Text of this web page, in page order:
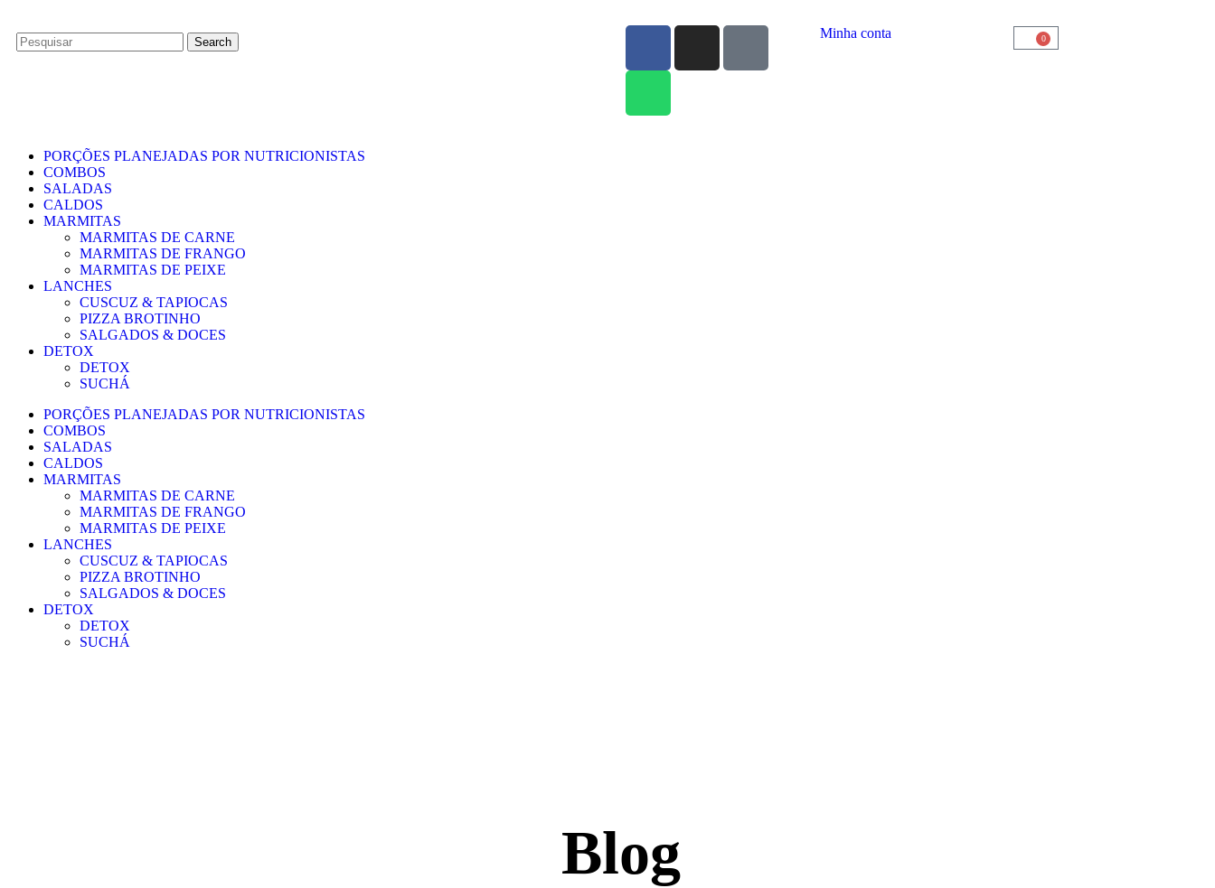
Search
Minha conta 0
PORÇÕES PLANEJADAS POR NUTRICIONISTAS​
COMBOS
SALADAS
CALDOS
MARMITAS
MARMITAS DE CARNE
MARMITAS DE FRANGO
MARMITAS DE PEIXE
LANCHES
CUSCUZ & TAPIOCAS
PIZZA BROTINHO
SALGADOS & DOCES
DETOX
DETOX
SUCHÁ
PORÇÕES PLANEJADAS POR NUTRICIONISTAS​
COMBOS
SALADAS
CALDOS
MARMITAS
MARMITAS DE CARNE
MARMITAS DE FRANGO
MARMITAS DE PEIXE
LANCHES
CUSCUZ & TAPIOCAS
PIZZA BROTINHO
SALGADOS & DOCES
DETOX
DETOX
SUCHÁ
Blog